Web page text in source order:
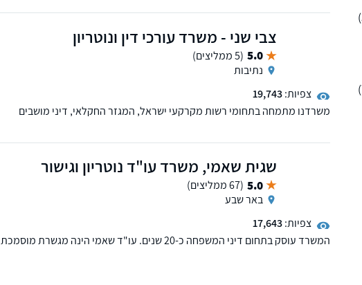
צבי שני - משרד עורכי דין ונוטריון
5.0 (5 ממליצים)
נתיבות
צפיות:19,743
משרדנו מתמחה בתחומי רשות מקרקעי ישראל, המגזר החקלאי, דיני מושבים
שגית שאמי, משרד עו"ד נוטריון וגישור
5.0 (67 ממליצים)
באר שבע
צפיות:17,643
המשרד עוסק בתחום דיני המשפחה כ-20 שנים. עו"ד שאמי הינה מגשרת מוסמכת